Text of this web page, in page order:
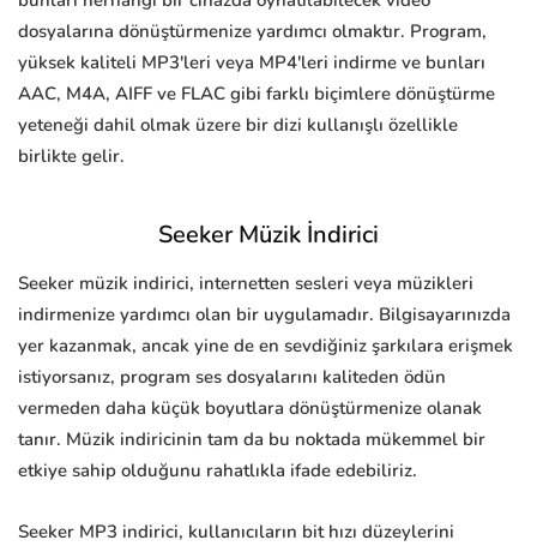
dosyalarına dönüştürmenize yardımcı olmaktır. Program,
yüksek kaliteli MP3'leri veya MP4'leri indirme ve bunları
AAC, M4A, AIFF ve FLAC gibi farklı biçimlere dönüştürme
yeteneği dahil olmak üzere bir dizi kullanışlı özellikle
birlikte gelir.
Seeker Müzik İndirici
Seeker müzik indirici, internetten sesleri veya müzikleri
indirmenize yardımcı olan bir uygulamadır. Bilgisayarınızda
yer kazanmak, ancak yine de en sevdiğiniz şarkılara erişmek
istiyorsanız, program ses dosyalarını kaliteden ödün
vermeden daha küçük boyutlara dönüştürmenize olanak
tanır. Müzik indiricinin tam da bu noktada mükemmel bir
etkiye sahip olduğunu rahatlıkla ifade edebiliriz.
Seeker MP3 indirici, kullanıcıların bit hızı düzeylerini